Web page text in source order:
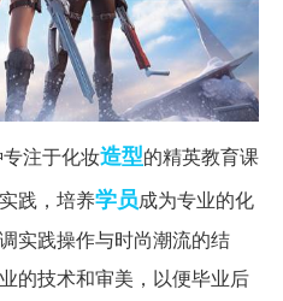
注于化妆造型的精英教育课
践，培养学员成为专业的化
实践操作与时尚潮流的结
的技术和审美，以便毕业后